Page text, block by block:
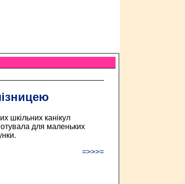
шкільних канікул
для маленьких
=>>>=